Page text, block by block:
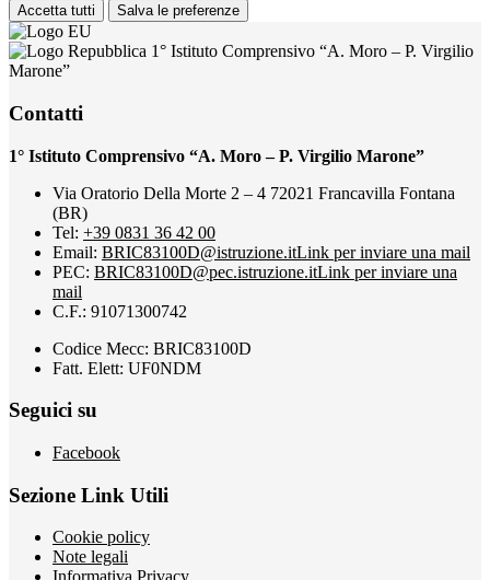
Accetta tutti Salva le preferenze
1° Istituto Comprensivo “A. Moro – P. Virgilio
Marone”
Contatti
1° Istituto Comprensivo “A. Moro – P. Virgilio Marone”
Via Oratorio Della Morte 2 – 4 72021 Francavilla Fontana
(BR)
Tel: +39 0831 36 42 00
Email: BRIC83100D@istruzione.itLink per inviare una mail
PEC: BRIC83100D@pec.istruzione.itLink per inviare una
mail
C.F.: 91071300742
Codice Mecc: BRIC83100D
Fatt. Elett: UF0NDM
Seguici su
Facebook
Sezione Link Utili
Cookie policy
Note legali